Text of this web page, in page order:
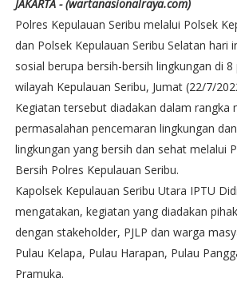
JAKARTA - (wartanasionalraya.com)
Polres Kepulauan Seribu melalui Polsek
dan Polsek Kepulauan Seribu Selatan hari
sosial berupa bersih-bersih lingkungan di
wilayah Kepulauan Seribu, Jumat (22/7/
Kegiatan tersebut diadakan dalam rangka
permasalahan pencemaran lingkungan
lingkungan yang bersih dan sehat melalui
Bersih Polres Kepulauan Seribu.
Kapolsek Kepulauan Seribu Utara IPTU
mengatakan, kegiatan yang diadakan
dengan stakeholder, PJLP dan warga
Pulau Kelapa, Pulau Harapan, Pulau
Pramuka.